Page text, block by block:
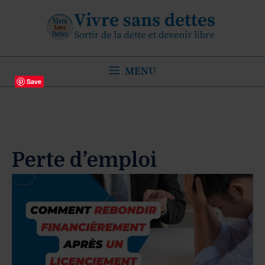
MENU
Perte d’emploi
Save